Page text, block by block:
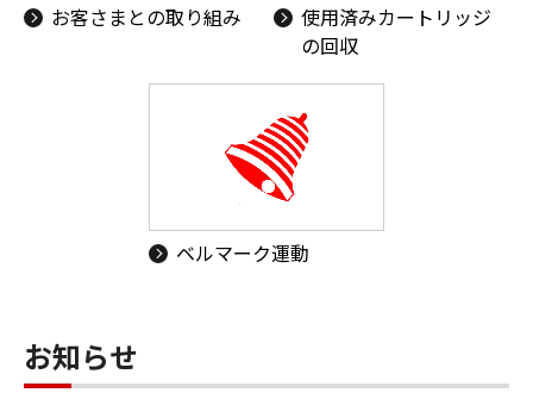
お客さまとの取り組み
使用済みカートリッジ
の回収
ベルマーク運動
お知らせ